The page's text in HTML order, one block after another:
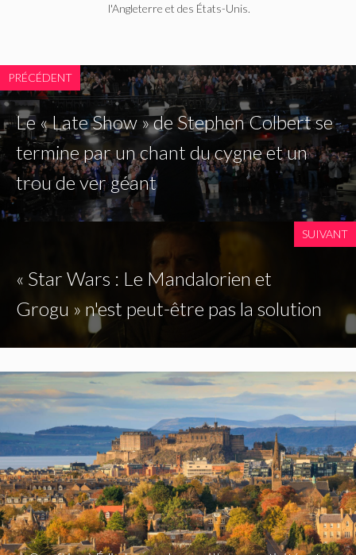
l'Angleterre et des États-Unis.
PRÉCÉDENT
Le « Late Show » de Stephen Colbert se
termine par un chant du cygne et un
trou de ver géant
SUIVANT
« Star Wars : Le Mandalorien et
Grogu » n'est peut-être pas la solution